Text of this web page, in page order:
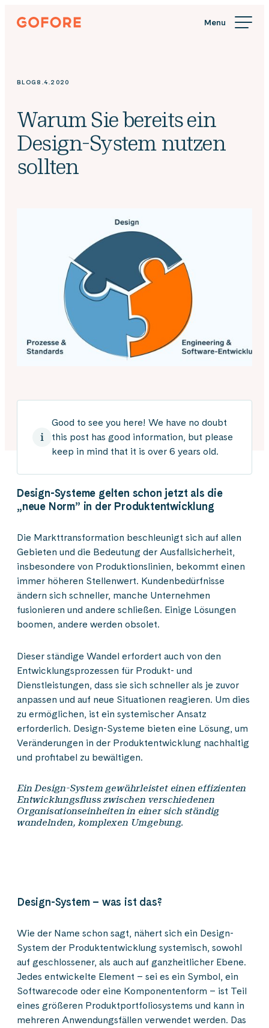
Skip
Gofore
knowledge
BLOG8.4.2020
Warum Sie bereits ein
Design-System nutzen
sollten
Good to see you here! We have no doubt
this post has good information, but please
keep in mind that it is over 6 years old.
Design-Systeme gelten schon jetzt als die
„neue Norm” in der Produktentwicklung
Die Markttransformation beschleunigt sich auf allen
Gebieten und die Bedeutung der Ausfallsicherheit,
insbesondere von Produktionslinien, bekommt einen
immer höheren Stellenwert. Kundenbedürfnisse
ändern sich schneller, manche Unternehmen
fusionieren und andere schließen. Einige Lösungen
boomen, andere werden obsolet.
Dieser ständige Wandel erfordert auch von den
Entwicklungsprozessen für Produkt- und
Dienstleistungen, dass sie sich schneller als je zuvor
anpassen und auf neue Situationen reagieren. Um dies
zu ermöglichen, ist ein systemischer Ansatz
erforderlich. Design-Systeme bieten eine Lösung, um
Veränderungen in der Produktentwicklung nachhaltig
und profitabel zu bewältigen.
Ein Design-System gewährleistet einen effizienten
Entwicklungsfluss zwischen verschiedenen
Organisationseinheiten in einer sich ständig
wandelnden, komplexen Umgebung.
Design-System – was ist das?
Wie der Name schon sagt, nähert sich ein Design-
System der Produktentwicklung systemisch, sowohl
auf geschlossener, als auch auf ganzheitlicher Ebene.
Jedes entwickelte Element – sei es ein Symbol, ein
Softwarecode oder eine Komponentenform – ist Teil
eines größeren Produktportfoliosystems und kann in
mehreren Anwendungsfällen verwendet werden. Das